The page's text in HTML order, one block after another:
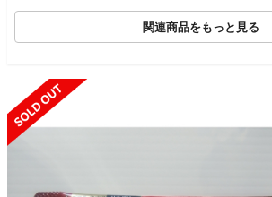
関連商品をもっと見る